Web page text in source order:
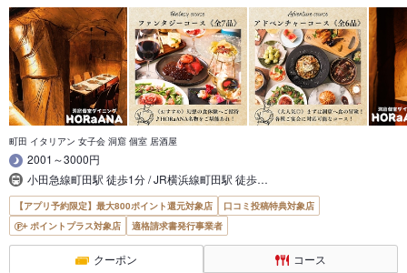
町田 イタリアン 女子会 洞窟 個室 居酒屋
2001～3000円
小田急線町田駅 徒歩1分 / JR横浜線町田駅 徒歩…
【アプリ予約限定】最大800ポイント還元対象店
口コミ投稿特典対象店
ポイントプラス対象店
適格請求書発行事業者
クーポン コース